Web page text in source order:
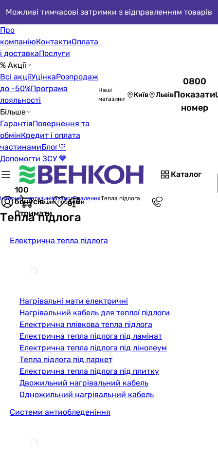
Можливі тимчасові затримки з відправленням товарів
Про
компаніюКонтактиОплата
і доставкаПослуги
% Акції
Всі акціїУцінкаРозпродаж
до -50%Програма
лояльності
Більше
ГарантіяПовернення та
обмінКредит і оплата
частинамиБлог💛
Допомогти ЗСУ 💙
Наші
магазини
Київ Львів
0800
Показати
номер
Каталог
100
бонусів
Отримати
Кошик порожній
Інтернет-магазинКаталогОпаленняТепла підлога
Тепла підлога
Електрична тепла підлога
Нагрівальні мати електричні
Нагрівальний кабель для теплої підлоги
Електрична плівкова тепла підлога
Електрична тепла підлога під ламінат
Електрична тепла підлога під лінолеум
Тепла підлога під паркет
Електрична тепла підлога під плитку
Двожильний нагрівальний кабель
Одножильний нагрівальний кабель
Системи антиобледеніння